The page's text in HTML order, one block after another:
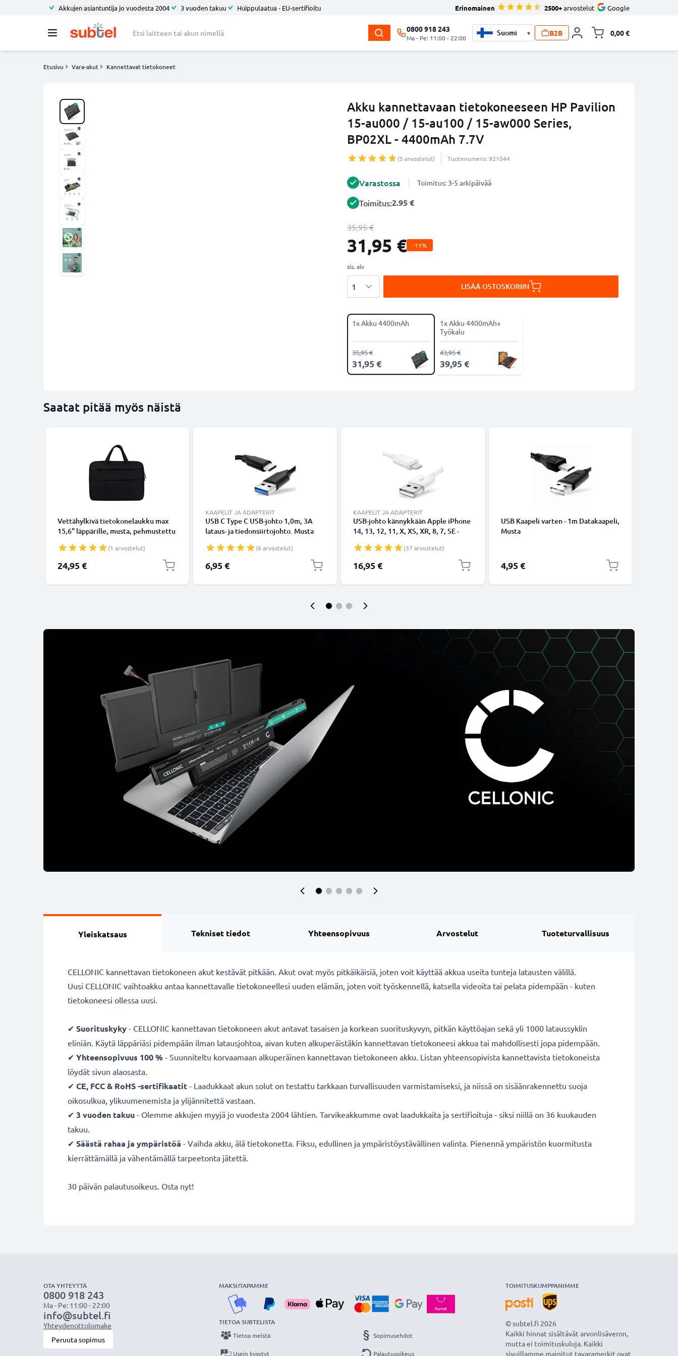
Akkujen asiantuntija jo vuodesta 2004 3 vuoden takuu Huippulaatua - EU-sertifioitu Erinomainen 2500+arvostelut Google
0800 918 243
Ma - Pe: 11:00 - 22:00
▾ B2B 0,00 €
Etusivu Vara-akut Kannettavat tietokoneet
Akku kannettavaan tietokoneeseen HP Pavilion
15-au000 / 15-au100 / 15-aw000 Series,
BP02XL - 4400mAh 7.7V
(5 arvostelut) Tuotenumero: 921044
Varastossa Toimitus: 3-5 arkipäivää
Toimitus:2.95 €
35,95 €
31,95 € -11%
sis. alv
LISÄÄ OSTOSKORIIN
1x Akku 4400mAh
31,95 €
35,95 €
1x Akku 4400mAh+
Työkalu
39,95 €
43,95 €
Saatat pitää myös näistä
Vettähylkivä tietokonelaukku max
15,6" läppärille, musta, pehmustettu
lisätaskuja
(1 arvostelut)
24,95 €
KAAPELIT JA ADAPTERIT
USB C Type C USB-johto 1,0m, 3A
lataus- ja tiedonsiirtojohto. Musta
USB-kaapeli
(6 arvostelut)
6,95 €
KAAPELIT JA ADAPTERIT
USB-johto kännykkään Apple iPhone
14, 13, 12, 11, X, XS, XR, 8, 7, SE -
Valkoinen datakaapeli(37 arvostelut)
16,95 €
USB Kaapeli varten - 1m Datakaapeli,
Musta
4,95 €
Yleiskatsaus Tekniset tiedot Yhteensopivuus Arvostelut Tuoteturvallisuus
CELLONIC kannettavan tietokoneen akut kestävät pitkään. Akut ovat myös pitkäikäisiä, joten voit käyttää akkua useita tunteja latausten välillä.
Uusi CELLONIC vaihtoakku antaa kannettavalle tietokoneellesi uuden elämän, joten voit työskennellä, katsella videoita tai pelata pidempään - kuten
tietokoneesi ollessa uusi.
✔ Suorituskyky - CELLONIC kannettavan tietokoneen akut antavat tasaisen ja korkean suorituskyvyn, pitkän käyttöajan sekä yli 1000 lataussyklin
eliniän. Käytä läppäriäsi pidempään ilman latausjohtoa, aivan kuten alkuperäistäkin kannettavan tietokoneesi akkua tai mahdollisesti jopa pidempään.
✔ Yhteensopivuus 100 % - Suunniteltu korvaamaan alkuperäinen kannettavan tietokoneen akku. Listan yhteensopivista kannettavista tietokoneista
löydät sivun alaosasta.
✔ CE, FCC & RoHS -sertifikaatit - Laadukkaat akun solut on testattu tarkkaan turvallisuuden varmistamiseksi, ja niissä on sisäänrakennettu suoja
oikosulkua, ylikuumenemista ja ylijännitettä vastaan.
✔ 3 vuoden takuu - Olemme akkujen myyjä jo vuodesta 2004 lähtien. Tarvikeakkumme ovat laadukkaita ja sertifioituja - siksi niillä on 36 kuukauden
takuu.
✔ Säästä rahaa ja ympäristöä - Vaihda akku, älä tietokonetta. Fiksu, edullinen ja ympäristöystävällinen valinta. Pienennä ympäristön kuormitusta
kierrättämällä ja vähentämällä tarpeetonta jätettä.
30 päivän palautusoikeus. Osta nyt!
OTA YHTEYTTÄ
0800 918 243
Ma - Pe: 11:00 - 22:00
info@subtel.fi
Yhteydenottolomake
Peruuta sopimus
MAKSUTAPAMME
TIETOA SUBTELISTA
Tietoa meistä
Usein kysytyt
Sopimusehdot
Palautusoikeus
TOIMITUSKUMPPANIMME
© subtel.fi 2026
Kaikki hinnat sisältävät arvonlisäveron,
mutta ei toimituskuluja. Kaikki
sivuillamme mainitut tavaramerkit ovat